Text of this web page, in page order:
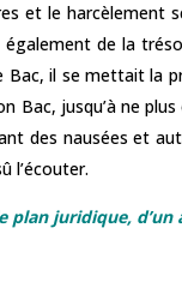
et le harcèlement
également de la
Bac, il se mettait la
Bac, jusqu’à ne
des nausées et
l’écouter.
plan juridique, d’un